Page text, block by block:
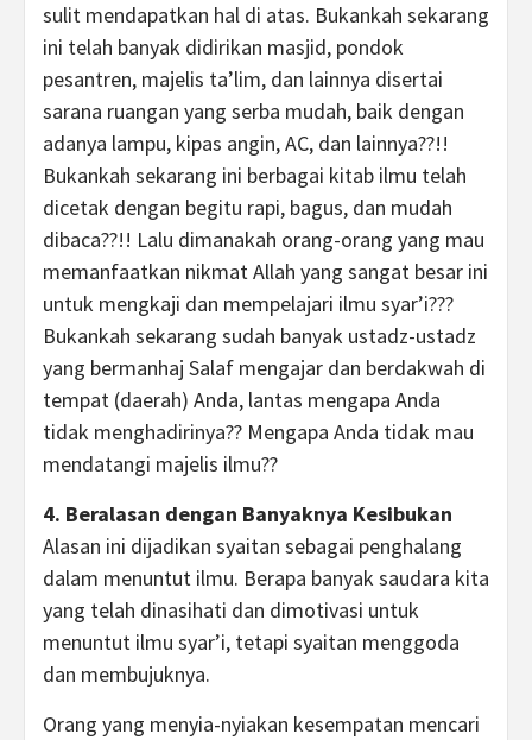
sulit mendapatkan hal di atas. Bukankah sekarang
ini telah banyak didirikan masjid, pondok
pesantren, majelis ta’lim, dan lainnya disertai
sarana ruangan yang serba mudah, baik dengan
adanya lampu, kipas angin, AC, dan lainnya??!!
Bukankah sekarang ini berbagai kitab ilmu telah
dicetak dengan begitu rapi, bagus, dan mudah
dibaca??!! Lalu dimanakah orang-orang yang mau
memanfaatkan nikmat Allah yang sangat besar ini
untuk mengkaji dan mempelajari ilmu syar’i???
Bukankah sekarang sudah banyak ustadz-ustadz
yang bermanhaj Salaf mengajar dan berdakwah di
tempat (daerah) Anda, lantas mengapa Anda
tidak menghadirinya?? Mengapa Anda tidak mau
mendatangi majelis ilmu??
4. Beralasan dengan Banyaknya Kesibukan
Alasan ini dijadikan syaitan sebagai penghalang
dalam menuntut ilmu. Berapa banyak saudara kita
yang telah dinasihati dan dimotivasi untuk
menuntut ilmu syar’i, tetapi syaitan menggoda
dan membujuknya.
Orang yang menyia-nyiakan kesempatan mencari